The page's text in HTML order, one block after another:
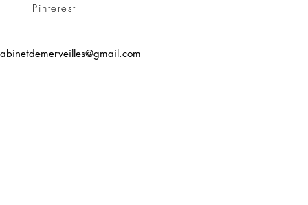
Pinterest